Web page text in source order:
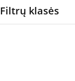
Filtrų klasės